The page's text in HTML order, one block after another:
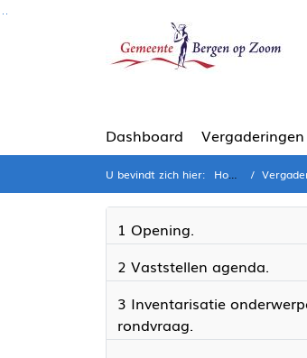
Ga naar de inhoud van deze pagina
Dashboard Vergaderingen
U bevindt zich hier: Home
1 Opening.
2 Vaststellen agenda.
3 Inventarisatie
rondvraag.